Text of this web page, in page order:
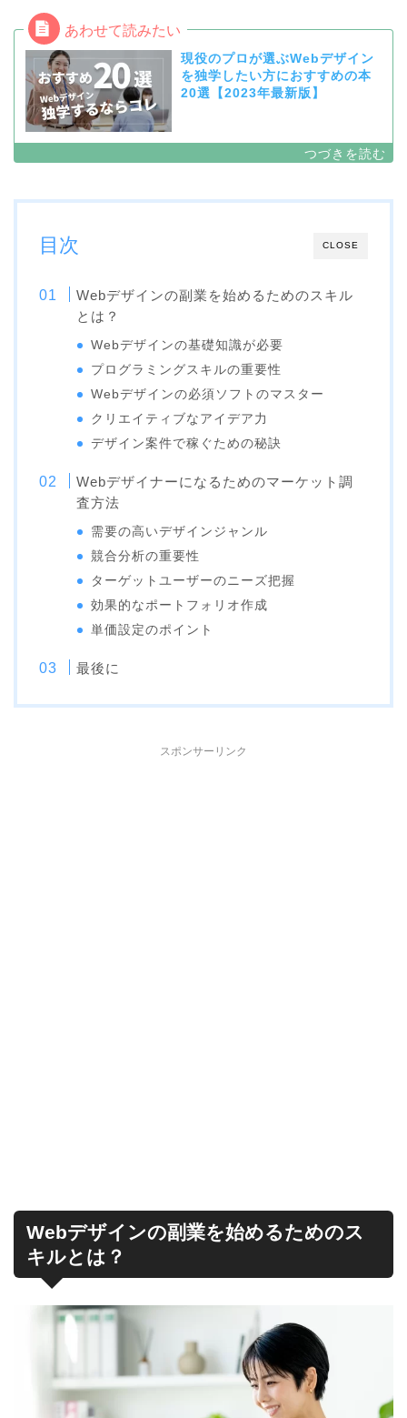
現役のプロが選ぶWebデザイン
を独学したい方におすすめの本
20選【2023年最新版】
CLOSE
目次
Webデザインの副業を始めるためのスキル
とは？
Webデザインの基礎知識が必要
プログラミングスキルの重要性
Webデザインの必須ソフトのマスター
クリエイティブなアイデア力
デザイン案件で稼ぐための秘訣
Webデザイナーになるためのマーケット調
査方法
需要の高いデザインジャンル
競合分析の重要性
ターゲットユーザーのニーズ把握
効果的なポートフォリオ作成
単価設定のポイント
最後に
スポンサーリンク
Webデザインの副業を始めるためのス
キルとは？